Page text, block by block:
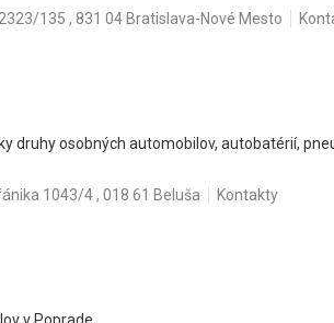
135 , 831 04 Bratislava-Nové Mesto
druhy osobných automobilov, autobatérií,
1043/4 , 018 61 Beluša Kontakty